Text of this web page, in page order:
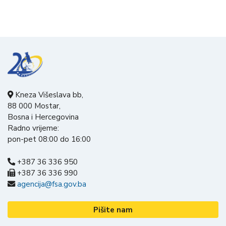
Kneza Višeslava bb,
88 000 Mostar,
Bosna i Hercegovina
Radno vrijeme:
pon-pet 08:00 do 16:00
+387 36 336 950
+387 36 336 990
agencija@fsa.gov.ba
Pišite nam